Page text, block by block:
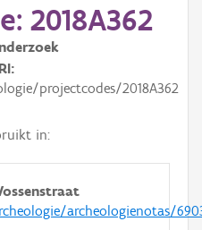
2018A362
projectcodes/2018A362
in:
archeologienotas/